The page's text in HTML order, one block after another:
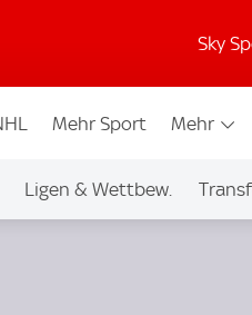
Sky
Mehr Sport Mehr
Ligen & Wettbew.